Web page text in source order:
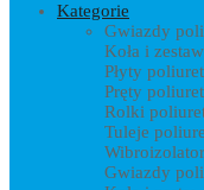
Kategorie
Gwiazdy
Koła i
Płyty
Pręty
Rolki
Tuleje
Gwiazdy